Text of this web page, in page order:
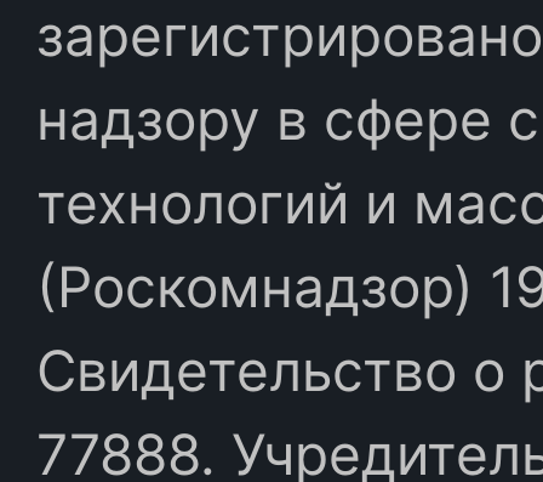
надзору в сфере
технологий и
(Роскомнадзор)
Свидетельство
77888.